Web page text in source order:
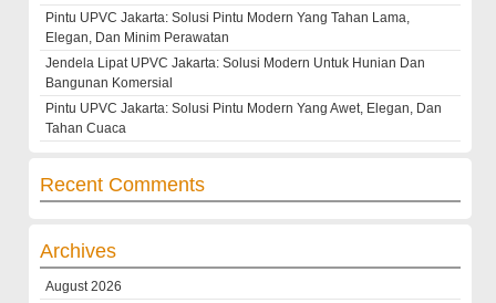
Pintu UPVC Jakarta: Solusi Pintu Modern Yang Tahan Lama,
Elegan, Dan Minim Perawatan
Jendela Lipat UPVC Jakarta: Solusi Modern Untuk Hunian Dan
Bangunan Komersial
Pintu UPVC Jakarta: Solusi Pintu Modern Yang Awet, Elegan, Dan
Tahan Cuaca
Recent Comments
Archives
August 2026